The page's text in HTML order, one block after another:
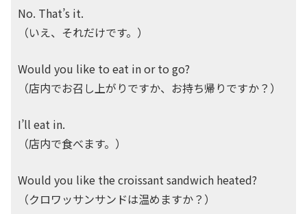
No. That’s it.
（いえ、それだけです。）
Would you like to eat in or to go?
（店内でお召し上がりですか、お持ち帰りですか？）
I’ll eat in.
（店内で食べます。）
Would you like the croissant sandwich heated?
（クロワッサンサンドは温めますか？）